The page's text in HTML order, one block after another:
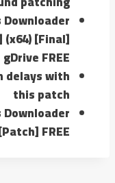
[Final]
gDrive FREE
delays with
this patch
FREE